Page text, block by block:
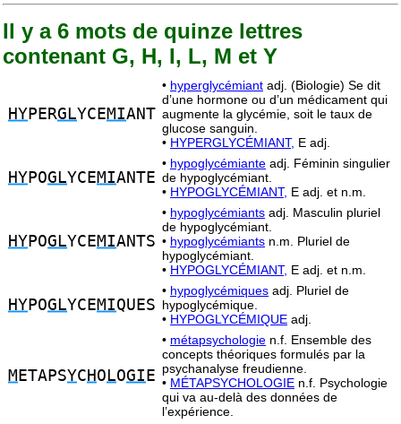
Il y a 6 mots de quinze lettres
contenant G, H, I, L, M et Y
HYPERGLYCEMIANT
• hyperglycémiant adj. (Biologie) Se dit
d’une hormone ou d’un médicament qui
augmente la glycémie, soit le taux de
glucose sanguin.
• HYPERGLYCÉMIANT, E adj.
HYPOGLYCEMIANTE
• hypoglycémiante adj. Féminin singulier
de hypoglycémiant.
• HYPOGLYCÉMIANT, E adj. et n.m.
HYPOGLYCEMIANTS
• hypoglycémiants adj. Masculin pluriel
de hypoglycémiant.
• hypoglycémiants n.m. Pluriel de
hypoglycémiant.
• HYPOGLYCÉMIANT, E adj. et n.m.
HYPOGLYCEMIQUES
• hypoglycémiques adj. Pluriel de
hypoglycémique.
• HYPOGLYCÉMIQUE adj.
M ETAPSYC H O LOGI E
• métapsychologie n.f. Ensemble des
concepts théoriques formulés par la
psychanalyse freudienne.
• MÉTAPSYCHOLOGIE n.f. Psychologie
qui va au-delà des données de
l’expérience.